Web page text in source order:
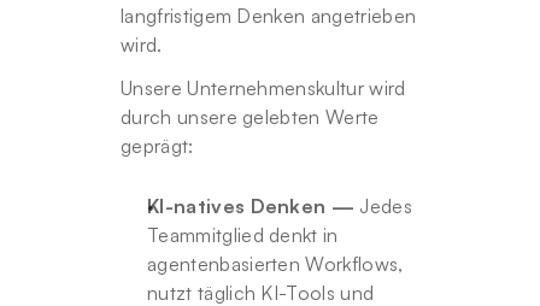
langfristigem Denken angetrieben
wird.
Unsere Unternehmenskultur wird
durch unsere gelebten Werte
geprägt:
KI-natives Denken — Jedes
Teammitglied denkt in
agentenbasierten Workflows,
nutzt täglich KI-Tools und